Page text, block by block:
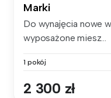
Marki
Do wynajęcia nowe
wyposażone miesz...
1 pokój
2 300 zł